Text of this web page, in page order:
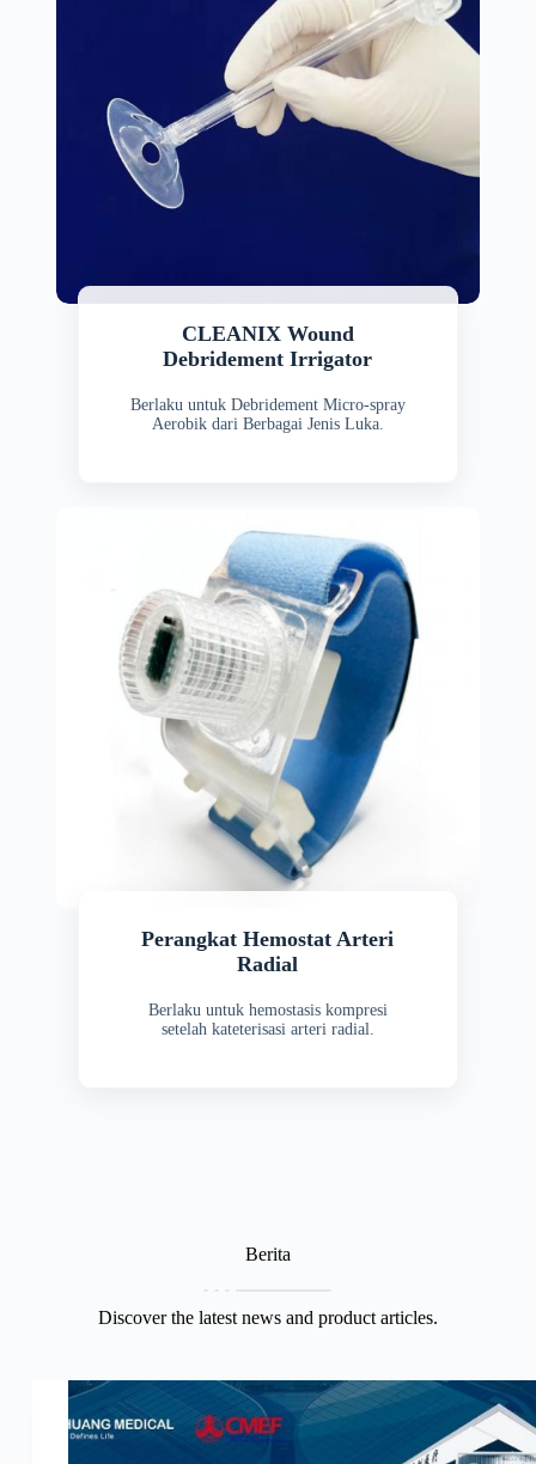
CLEANIX Wound
Debridement Irrigator
Berlaku untuk Debridement Micro-spray
Aerobik dari Berbagai Jenis Luka.
Perangkat Hemostat Arteri
Radial
Berlaku untuk hemostasis kompresi
setelah kateterisasi arteri radial.
Berita
Discover the latest news and product articles.